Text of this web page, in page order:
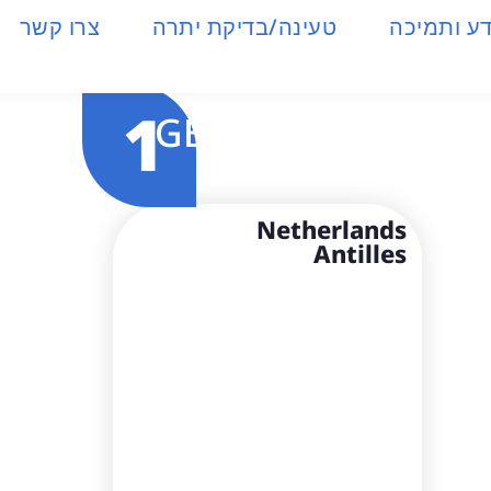
ותמיכה טעינה/בדיקת יתרה צרו קשר
Netherlands
Antilles
GB
1